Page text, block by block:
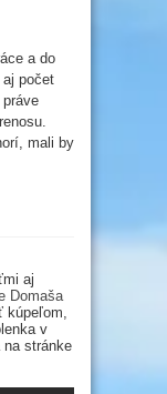
a do
počet
mali by
aj
Domaša
kúpeľom,
v
stránke